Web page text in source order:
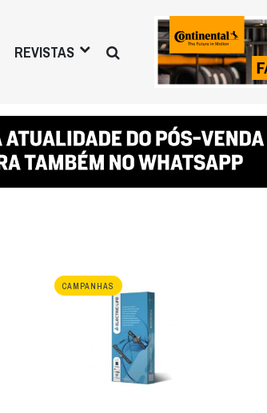
REVISTAS
CAMPANHAS